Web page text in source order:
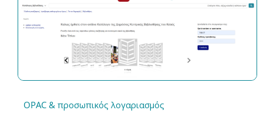
OPAC & προσωπικός λογαριασμός